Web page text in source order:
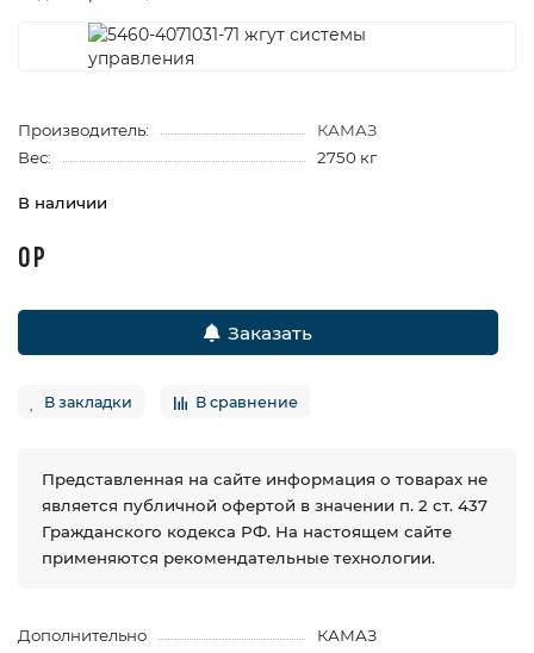
Производитель:
КАМАЗ
Вес:
2750 кг
В наличии
0 Р
Заказать
В закладки В сравнение
Представленная на сайте информация о товарах не
является публичной офертой в значении п. 2 ст. 437
Гражданского кодекса РФ. На настоящем сайте
применяются рекомендательные технологии.
Дополнительно
КАМАЗ